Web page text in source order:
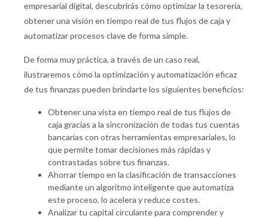
empresarial digital, descubrirás cómo optimizar la tesorería,
obtener una visión en tiempo real de tus flujos de caja y
automatizar procesos clave de forma simple.
De forma muy práctica, a través de un caso real,
ilustraremos cómo la optimización y automatización eficaz
de tus finanzas pueden brindarte los siguientes beneficios:
Obtener una vista en tiempo real de tus flujos de
caja gracias a la sincronización de todas tus cuentas
bancarias con otras herramientas empresariales, lo
que permite tomar decisiones más rápidas y
contrastadas sobre tus finanzas.
Ahorrar tiempo en la clasificación de transacciones
mediante un algoritmo inteligente que automatiza
este proceso, lo acelera y reduce costes.
Analizar tu capital circulante para comprender y